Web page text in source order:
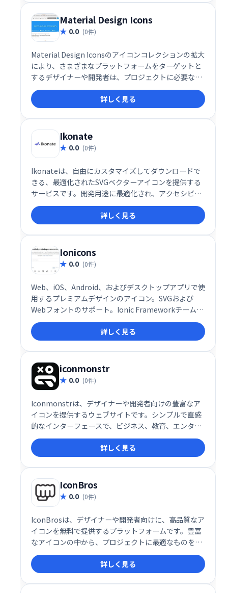
Material Design Icons
0.0 (0件)
Material Design Iconsのアイコンコレクションの拡大
により、さまざまなプラットフォームをターゲットと
するデザイナーや開発者は、プロジェクトに必要な形
式、色、​​サイズでアイコンをダウンロードできます。
詳しく見る
Ikonate
0.0 (0件)
Ikonateは、自由にカスタマイズしてダウンロードで
きる、最適化されたSVGベクターアイコンを提供する
サービスです。開発用途に最適化され、アクセシビリ
ティにも配慮したアイコン群は、簡単に使用できま
す。無料でご利用いただけます。
詳しく見る
Ionicons
0.0 (0件)
Web、iOS、Android、およびデスクトップアプリで使
用するプレミアムデザインのアイコン。SVGおよび
Webフォントのサポート。Ionic Frameworkチームに
よってライセンスされ、構築された完全にオープンソ
ースのMIT。
詳しく見る
iconmonstr
0.0 (0件)
Iconmonstrは、デザイナーや開発者向けの豊富なア
イコンを提供するウェブサイトです。シンプルで直感
的なインターフェースで、ビジネス、教育、エンター
テイメントなど多様なテーマのアイコンを簡単に検
索・利用できます。高品質なアイコンを必要とする方
にとって、非常に価値のあるリソースです。
詳しく見る
IconBros
0.0 (0件)
IconBrosは、デザイナーや開発者向けに、高品質なア
イコンを無料で提供するプラットフォームです。豊富
なアイコンの中から、プロジェクトに最適なものを簡
単に見つけてダウンロードできます。デザインワーク
を効率化し、クオリティの高い作品制作をサポートし
ます。 無料でご利用いただけますので、ぜひ一度お試
しください。
詳しく見る